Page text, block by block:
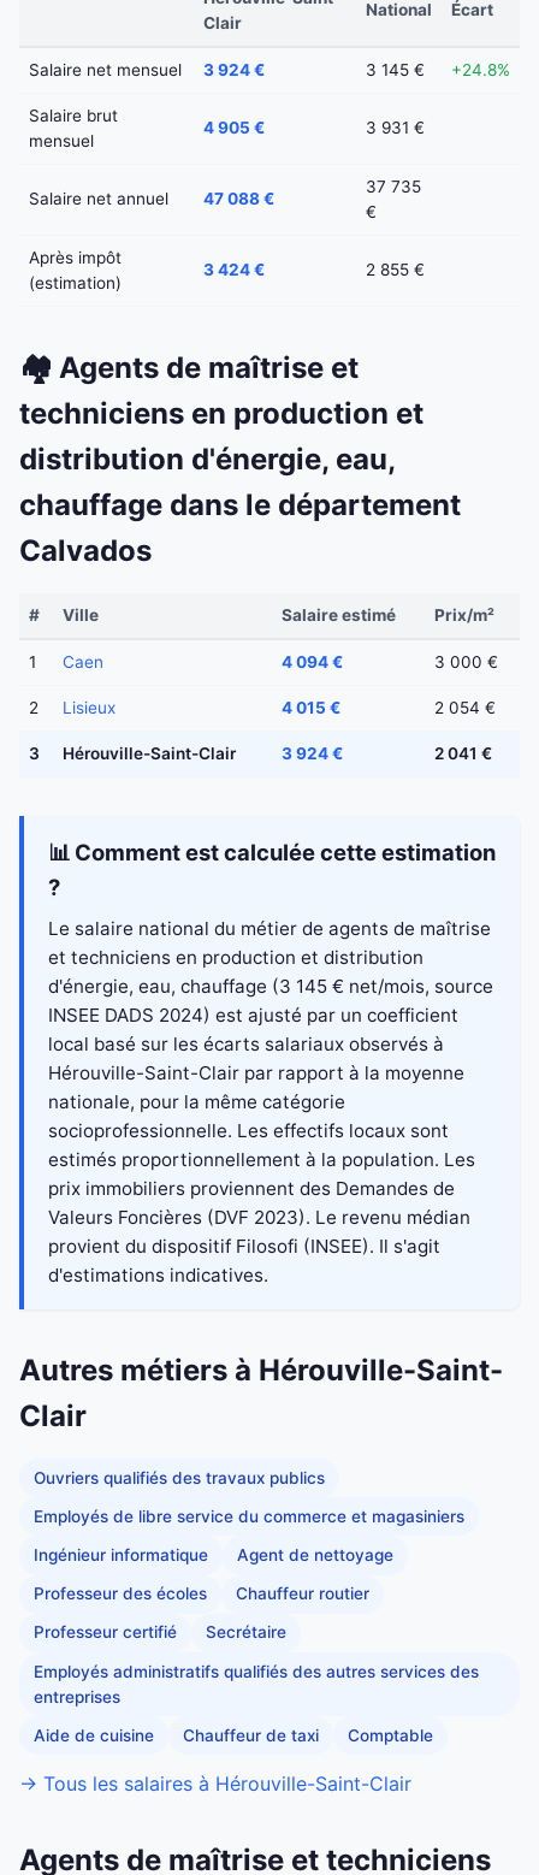
Clair
National Écart
Salaire net mensuel 3 924 € 3 145 € +24.8%
Salaire brut
mensuel
4 905 € 3 931 €
Salaire net annuel 47 088 €
37 735
€
Après impôt
(estimation)
3 424 € 2 855 €
🏘️ Agents de maîtrise et
techniciens en production et
distribution d'énergie, eau,
chauffage dans le département
Calvados
# Ville Salaire estimé Prix/m²
1 Caen 4 094 € 3 000 €
2 Lisieux 4 015 € 2 054 €
3 Hérouville-Saint-Clair 3 924 € 2 041 €
📊 Comment est calculée cette estimation
?
Le salaire national du métier de agents de maîtrise
et techniciens en production et distribution
d'énergie, eau, chauffage (3 145 € net/mois, source
INSEE DADS 2024) est ajusté par un coefficient
local basé sur les écarts salariaux observés à
Hérouville-Saint-Clair par rapport à la moyenne
nationale, pour la même catégorie
socioprofessionnelle. Les effectifs locaux sont
estimés proportionnellement à la population. Les
prix immobiliers proviennent des Demandes de
Valeurs Foncières (DVF 2023). Le revenu médian
provient du dispositif Filosofi (INSEE). Il s'agit
d'estimations indicatives.
Autres métiers à Hérouville-Saint-
Clair
Ouvriers qualifiés des travaux publics
Employés de libre service du commerce et magasiniers
Ingénieur informatique Agent de nettoyage
Professeur des écoles Chauffeur routier
Professeur certifié Secrétaire
Employés administratifs qualifiés des autres services des
entreprises
Aide de cuisine Chauffeur de taxi Comptable
→ Tous les salaires à Hérouville-Saint-Clair
Agents de maîtrise et techniciens